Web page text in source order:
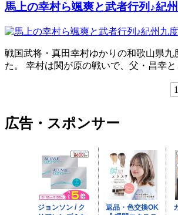
馬上の幸村ら颯爽と武者行列♪紀
戦国武将・真田幸村ゆかりの和歌山県
た。 幸村は関が原の戦いで、父・昌幸
広告・スポンサー